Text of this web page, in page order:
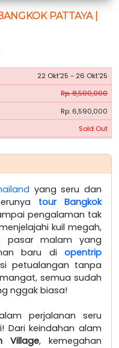
PATTAYA |
22 Okt'25 - 26 Okt'25
Rp. 8,500,000
Rp. 6,590,000
Sold Out
yang seru dan
tour Bangkok
pengalaman tak
kuil megah,
pasar malam yang
baru di opentrip
petualangan tanpa
semua sudah
nggak biasa!
perjalanan seru
Dari keindahan alam
Village, kemegahan